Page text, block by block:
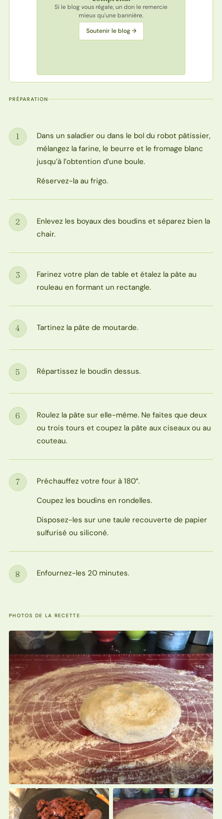
Si le blog vous régale, un don le remercie
mieux qu'une bannière.
Soutenir le blog →
PRÉPARATION
Étape
1
Dans un saladier ou dans le bol du robot pâtissier,
mélangez la farine, le beurre et le fromage blanc
jusqu’à l’obtention d’une boule.
Réservez-la au frigo.
Étape
2
Enlevez les boyaux des boudins et séparez bien la
chair.
Étape
3
Farinez votre plan de table et étalez la pâte au
rouleau en formant un rectangle.
Étape
4 Tartinez la pâte de moutarde.
Étape
5 Répartissez le boudin dessus.
Étape
6
Roulez la pâte sur elle-même. Ne faites que deux
ou trois tours et coupez la pâte aux ciseaux ou au
couteau.
Étape
7
Préchauffez votre four à 180°.
Coupez les boudins en rondelles.
Disposez-les sur une taule recouverte de papier
sulfurisé ou siliconé.
Étape
8 Enfournez-les 20 minutes.
PHOTOS DE LA RECETTE